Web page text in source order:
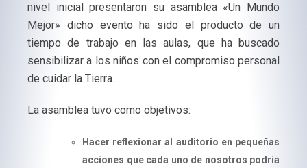
nivel inicial presentaron su asamblea «Un Mundo
Mejor» dicho evento ha sido el producto de un
tiempo de trabajo en las aulas, que ha buscado
sensibilizar a los niños con el compromiso personal
de cuidar la Tierra.
La asamblea tuvo como objetivos:
Hacer reflexionar al auditorio en pequeñas
acciones que cada uno de nosotros podría